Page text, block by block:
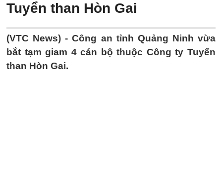
Tuyển than Hòn Gai
(VTC News) -Công an tỉnh Quảng Ninh vừa
bắt tạm giam 4 cán bộ thuộc Công ty Tuyển
than Hòn Gai.